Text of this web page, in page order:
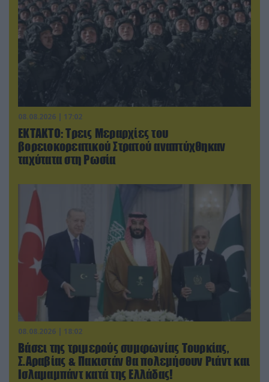
08.08.2026 | 17:02
ΕΚΤΑΚΤΟ: Τρεις Μεραρχίες του
βορειοκορεατικού Στρατού αναπτύχθηκαν
ταχύτατα στη Ρωσία
08.08.2026 | 18:02
Βάσει της τριμερούς συμφωνίας Τουρκίας,
Σ.Αραβίας & Πακιστάν θα πολεμήσουν Ριάντ και
Ισλαμαμπάντ κατά της Ελλάδας!